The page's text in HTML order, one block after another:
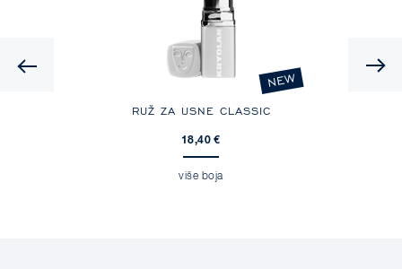
Previous
RUŽ ZA USNE CLASSIC
18,40 €
NEW
više boja